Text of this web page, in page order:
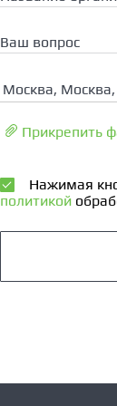
Ваш вопрос
Москва,
Прикрепить
Нажимая
политикой